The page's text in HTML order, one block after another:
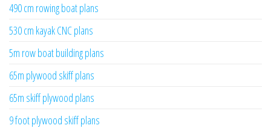
490 cm rowing boat plans
530 cm kayak CNC plans
5m row boat building plans
65m plywood skiff plans
65m skiff plywood plans
9 foot plywood skiff plans